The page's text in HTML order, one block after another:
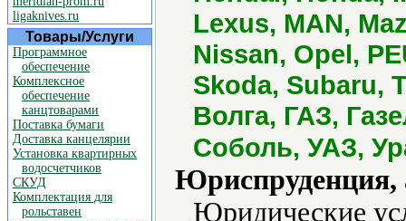
ligaknives.ru
Товары/Услуги
Программное
обеспечение
Комплексное
обеспечение
канцтоварами
Поставка бумаги
Доставка канцелярии
Установка квартирных
водосчетчиков
СКУД
Комплектация для
рольставен
Lexus, MAN,
Nissan, Opel,
Skoda, Subaru,
Волга, ГАЗ,
Соболь, УАЗ,
Юриспруденция,
Юридические